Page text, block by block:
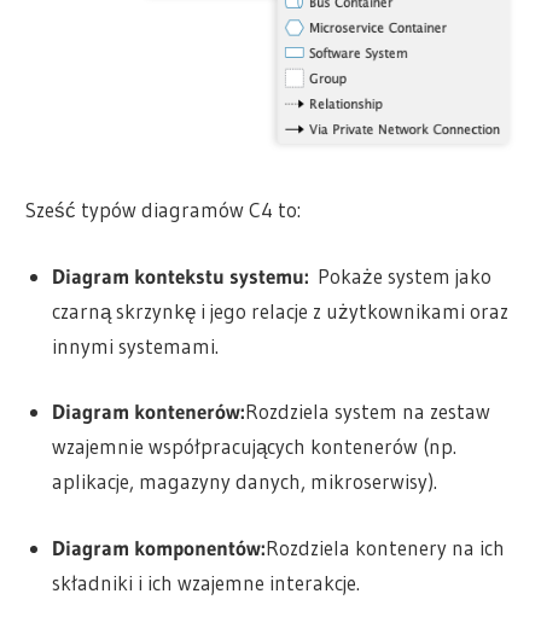
Sześć typów diagramów C4 to:
Diagram kontekstu systemu: Pokaże system jako
czarną skrzynkę i jego relacje z użytkownikami oraz
innymi systemami.
Diagram kontenerów:Rozdziela system na zestaw
wzajemnie współpracujących kontenerów (np.
aplikacje, magazyny danych, mikroserwisy).
Diagram komponentów:Rozdziela kontenery na ich
składniki i ich wzajemne interakcje.